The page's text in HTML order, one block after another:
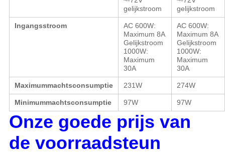
gelijkstroom
gelijkstroom
Ingangsstroom AC 600W:
Maximum 8A
Gelijkstroom
1000W:
Maximum
30A
AC 600W:
Maximum 8A
Gelijkstroom
1000W:
Maximum
30A
Maximummachtsconsumptie 231W 274W
Minimummachtsconsumptie 97W 97W
Onze goede prijs van
de voorraadsteun